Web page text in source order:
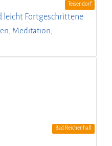
Teisendorf
leicht Fortgeschrittene
Meditation,
Bad Reichenhall